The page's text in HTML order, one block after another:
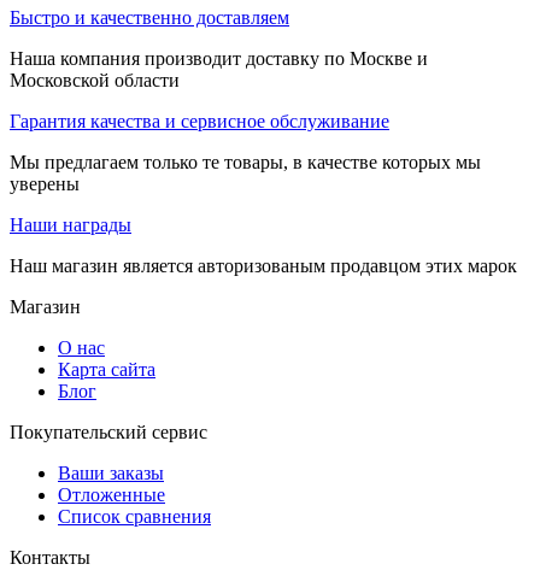
Быстро и качественно доставляем
Наша компания производит доставку по Москве и
Московской области
Гарантия качества и сервисное обслуживание
Мы предлагаем только те товары, в качестве которых мы
уверены
Наши награды
Наш магазин является авторизованым продавцом этих марок
Магазин
О нас
Карта сайта
Блог
Покупательский сервис
Ваши заказы
Отложенные
Список сравнения
Контакты